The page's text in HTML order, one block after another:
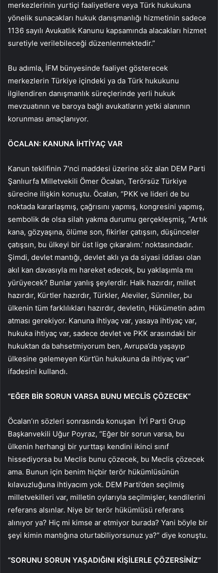
merkezlerinin yurtiçi faaliyetlere veya Türk hukukuna
yönelik sunacakları hukuk danışmanlığı hizmetinin sadece
1136 sayılı Avukatlık Kanunu kapsamında alacakları hizmet
suretiyle verilebileceği düzenlenmektedir.”
Bu adımla, İFM bünyesinde faaliyet gösterecek
merkezlerin Türkiye içindeki ya da Türk hukukunu
ilgilendiren danışmanlık süreçlerinde yerli hukuk
mevzuatının ve baroya bağlı avukatların yetki alanının
korunması amaçlanıyor.
ÖCALAN: KANUNA İHTİYAÇ VAR
Kanun teklifinin 7’nci maddesi üzerine söz alan DEM Parti
Şanlıurfa Milletvekili Ömer Öcalan, Terörsüz Türkiye
sürecine ilişkin konuştu. Öcalan, “PKK ve lideri de bu
noktada kararlaşmış, çağrısını yapmış, kongresini yapmış,
sembolik de olsa silah yakma durumu gerçekleşmiş, “Artık
kana, gözyaşına, ölüme son, fikirler çatışsın, düşünceler
çatışsın, bu ülkeyi bir üst lige çıkaralım.’ noktasındadır.
Şimdi, devlet mantığı, devlet aklı ya da siyasi iddiası olan
akıl kan davasıyla mı hareket edecek, bu yaklaşımla mı
yürüyecek? Bunlar yanlış şeylerdir. Halk hazırdır, millet
hazırdır, Kürtler hazırdır, Türkler, Aleviler, Sünniler, bu
ülkenin tüm farklılıkları hazırdır, devletin, Hükümetin adım
atması gerekiyor. Kanuna ihtiyaç var, yasaya ihtiyaç var,
hukuka ihtiyaç var, sadece devlet ve PKK arasındaki bir
hukuktan da bahsetmiyorum ben, Avrupa’da yaşayıp
ülkesine gelemeyen Kürt’ün hukukuna da ihtiyaç var”
ifadesini kullandı.
“EĞER BİR SORUN VARSA BUNU MECLİS ÇÖZECEK”
Öcalan’ın sözleri sonrasında konuşan İYİ Parti Grup
Başkanvekili Uğur Poyraz, “Eğer bir sorun varsa, bu
ülkenin herhangi bir yurttaşı kendini ikinci sınıf
hissediyorsa bu Meclis bunu çözecek, bu Meclis çözecek
ama. Bunun için benim hiçbir terör hükümlüsünün
kılavuzluğuna ihtiyacım yok. DEM Parti’den seçilmiş
milletvekilleri var, milletin oylarıyla seçilmişler, kendilerini
referans alsınlar. Niye bir terör hükümlüsü referans
alınıyor ya? Hiç mi kimse ar etmiyor burada? Yani böyle bir
şeyi kimin mantığına oturtabiliyorsunuz ya?” diye konuştu.
“SORUNU SORUN YAŞADIĞINI KİŞİLERLE ÇÖZERSİNİZ”